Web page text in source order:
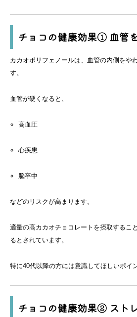
チョコの健康効果① 血管
カカオポリフェノールは、血管の内側をや
す。
血管が硬くなると、
高血圧
心疾患
脳卒中
などのリスクが高まります。
適量の高カカオチョコレートを摂取するこ
るとされています。
特に40代以降の方には意識してほしいポイ
チョコの健康効果② スト